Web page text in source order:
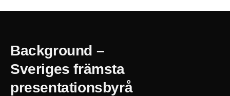
Background –
Sveriges främsta
presentationsbyrå